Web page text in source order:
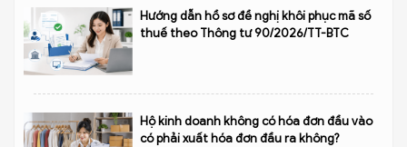
Hướng dẫn hồ sơ đề nghị khôi phục mã số
thuế theo Thông tư 90/2026/TT-BTC
Hộ kinh doanh không có hóa đơn đầu vào
có phải xuất hóa đơn đầu ra không?